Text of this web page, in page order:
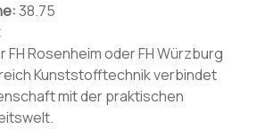
38.75
FH Rosenheim oder FH Würzburg
Kunststofftechnik verbindet
mit der praktischen